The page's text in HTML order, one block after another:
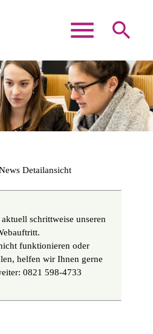
menu search
SUCHEN
Detailansicht
schrittweise unseren
funktionieren oder
helfen wir Ihnen gerne
0821 598-4733